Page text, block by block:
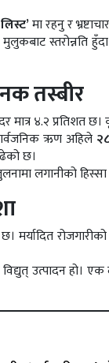
लिस्ट’मा रहनु र
स्तरोन्नति
तस्बीर
४.२ प्रतिशत छ।
ऋण अहिले
छ।
लगानीको
मर्यादित
विद्युत् उत्पादन हो।